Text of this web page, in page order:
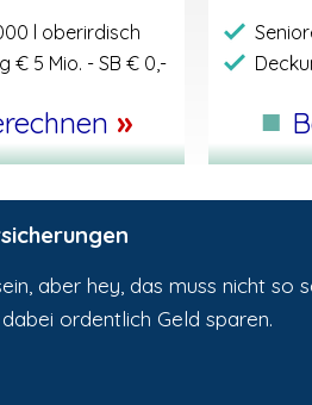
l oberirdisch
€ 5 Mio. - SB € 0,-
» ■
aber hey, das muss nicht so
ordentlich Geld sparen.